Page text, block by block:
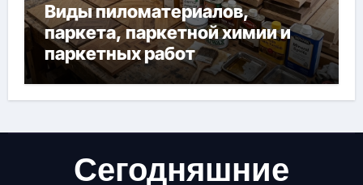
Виды пиломатериалов,
паркета, паркетной химии и
паркетных работ
Сегодняшние